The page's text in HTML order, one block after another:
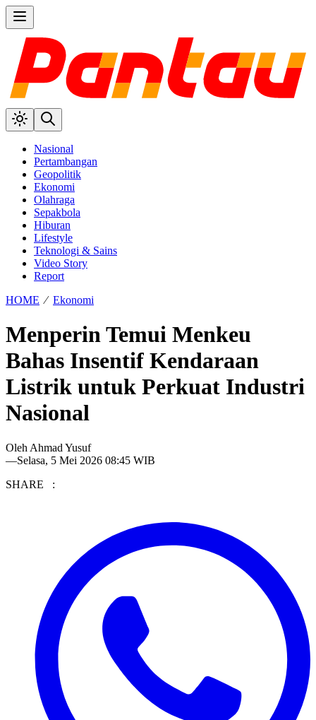
Nasional
Pertambangan
Geopolitik
Ekonomi
Olahraga
Sepakbola
Hiburan
Lifestyle
Teknologi & Sains
Video Story
Report
HOME ⁄ Ekonomi
Menperin Temui Menkeu
Bahas Insentif Kendaraan
Listrik untuk Perkuat Industri
Nasional
Oleh Ahmad Yusuf
—Selasa, 5 Mei 2026 08:45 WIB
SHARE :